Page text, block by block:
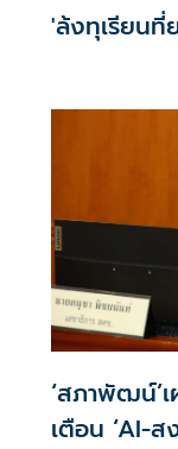
'ล้งทุเรียนที่
‘สภาพัฒน์’
เตือน ‘AI-